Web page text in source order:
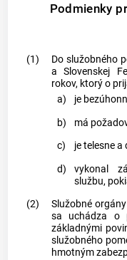
Podmienky
(1)
Do služobného
a Slovenskej
rokov, ktorý o
a)
je
b)
má
c)
je telesne
d)
vykonal
službu,
(2)
Služobné
sa uchádza o
základnými
služobného
hmotným